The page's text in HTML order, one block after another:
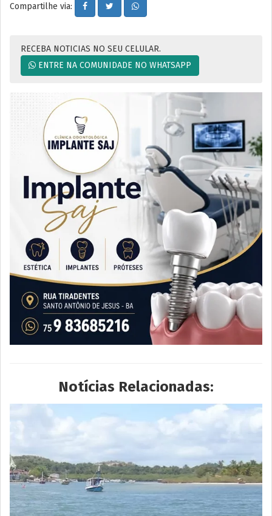
Compartilhe via:
RECEBA NOTICIAS NO SEU CELULAR.
ENTRE NA COMUNIDADE NO WHATSAPP
Notícias Relacionadas: